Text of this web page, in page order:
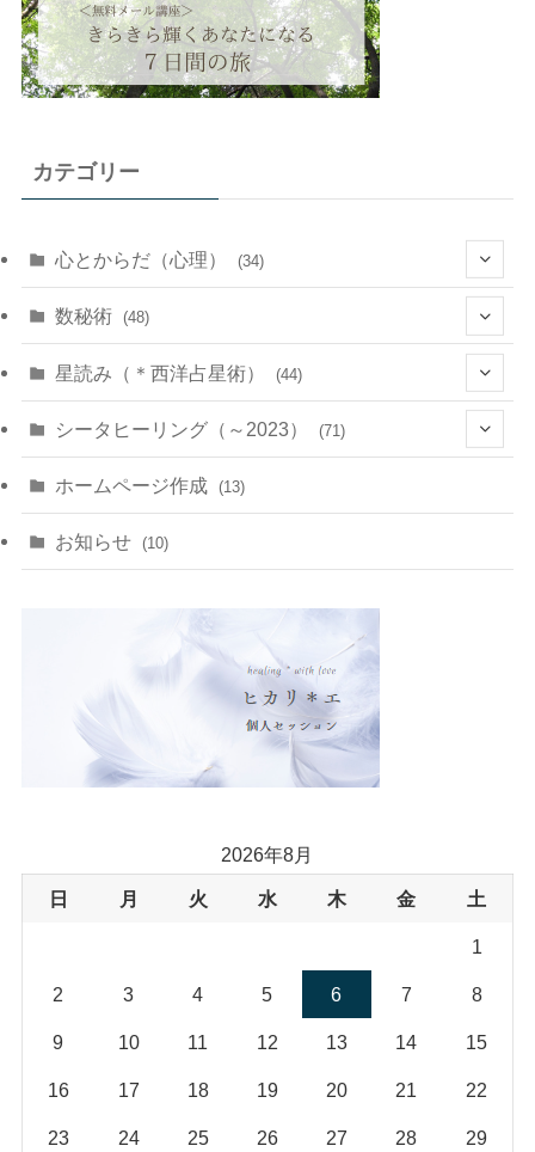
カテゴリー
心とからだ（心理） (34)
(1)
(22)
(7)
(4)
(7)
数秘術 (48)
(11)
(10)
星読み（＊西洋占星術） (44)
(11)
(8)
シータヒーリング（～2023） (71)
(14)
(18)
ホームページ作成 (13)
お知らせ (10)
2026年8月
日 月 火 水 木 金 土
1
2 3 4 5 6 7 8
9 10 11 12 13 14 15
16 17 18 19 20 21 22
23 24 25 26 27 28 29